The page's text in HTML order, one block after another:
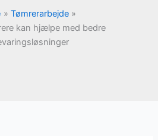
Tømrerarbejde
kan hjælpe med bedre